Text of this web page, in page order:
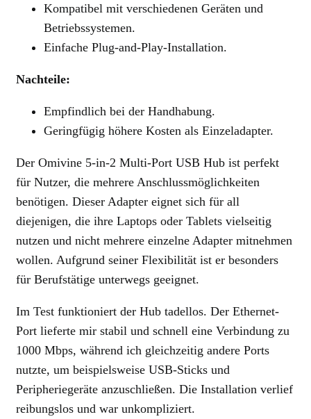
Kompatibel mit verschiedenen Geräten und
Betriebssystemen.
Einfache Plug-and-Play-Installation.
Nachteile:
Empfindlich bei der Handhabung.
Geringfügig höhere Kosten als Einzeladapter.
Der Omivine 5-in-2 Multi-Port USB Hub ist perfekt
für Nutzer, die mehrere Anschlussmöglichkeiten
benötigen. Dieser Adapter eignet sich für all
diejenigen, die ihre Laptops oder Tablets vielseitig
nutzen und nicht mehrere einzelne Adapter mitnehmen
wollen. Aufgrund seiner Flexibilität ist er besonders
für Berufstätige unterwegs geeignet.
Im Test funktioniert der Hub tadellos. Der Ethernet-
Port lieferte mir stabil und schnell eine Verbindung zu
1000 Mbps, während ich gleichzeitig andere Ports
nutzte, um beispielsweise USB-Sticks und
Peripheriegeräte anzuschließen. Die Installation verlief
reibungslos und war unkompliziert.